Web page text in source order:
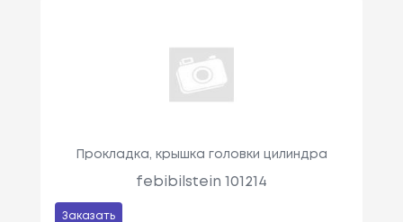
Прокладка, крышка головки цилиндра
febibilstein 101214
Заказать